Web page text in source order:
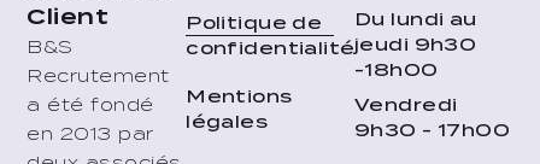
Client
B&S
Recrutement
a été fondé
en 2013 par
Politique de
confidentialité
Mentions
légales
Du lundi au
jeudi 9h30
-18h00
Vendredi
9h30 - 17h00